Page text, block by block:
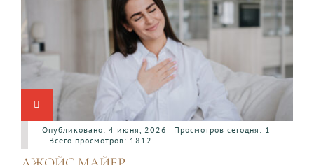
Опубликовано: 4 июня, 2026
Просмотров сегодня: 1
Всего просмотров: 1812